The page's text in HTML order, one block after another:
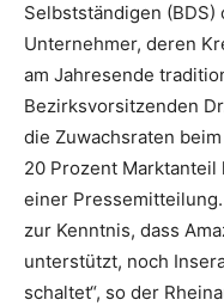
Selbstständigen
Unternehmer, deren
am Jahresende
Bezirksvorsitzenden
die Zuwachsraten
20 Prozent Marktanteil
einer
zur Kenntnis, dass
unterstützt, noch
schaltet“, so der